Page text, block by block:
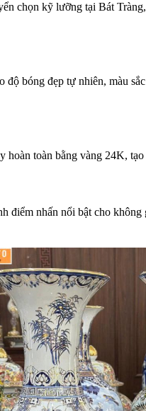
chọn kỹ lưỡng tại Bát
bóng đẹp tự nhiên, màu
hoàn toàn bằng vàng 24K,
điểm nhấn nổi bật cho